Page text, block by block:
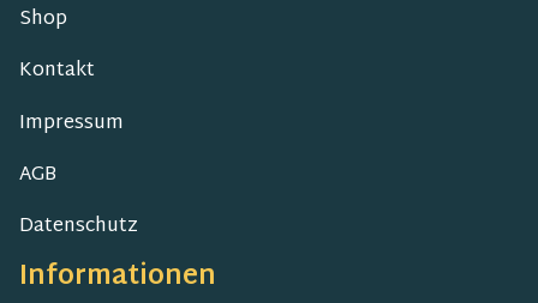
Shop
Kontakt
Impressum
AGB
Datenschutz
Informationen